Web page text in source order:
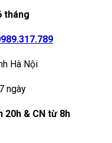
tháng
Hà Nội
ngày
20h & CN từ 8h